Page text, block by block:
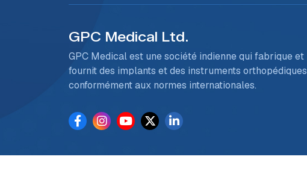
GPC Medical Ltd.
GPC Medical est une société indienne qui fabrique et
fournit des implants et des instruments orthopédiques
conformément aux normes internationales.